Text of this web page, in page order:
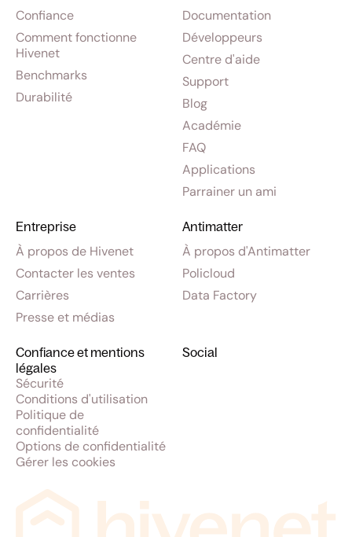
Confiance
Comment fonctionne
Hivenet
Benchmarks
Durabilité
Documentation
Développeurs
Centre d'aide
Support
Blog
Académie
FAQ
Applications
Parrainer un ami
Entreprise
À propos de Hivenet
Contacter les ventes
Carrières
Presse et médias
Social
Antimatter
À propos d'Antimatter
Policloud
Data Factory
Confiance et mentions
légales
Sécurité
Conditions d'utilisation
Politique de
confidentialité
Options de confidentialité
Gérer les cookies